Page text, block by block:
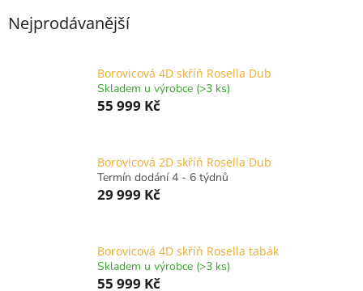
Nejprodávanější
Borovicová 4D skříň Rosella Dub
Skladem u výrobce (>3 ks)
55 999 Kč
Borovicová 2D skříň Rosella Dub
Termín dodání 4 - 6 týdnů
29 999 Kč
Borovicová 4D skříň Rosella tabák
Skladem u výrobce (>3 ks)
55 999 Kč